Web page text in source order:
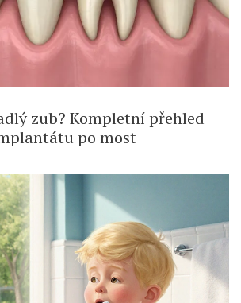
zub? Kompletní přehled
po most